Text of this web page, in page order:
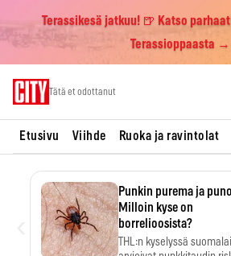
Terassikesä jatkuu! 🍺 Katso
Terassioppaasta →
Tätä et odottanut
Etusivu Viihde Ruoka ja ravintolat
Punkin purema ja
Milloin kyse on
borrelioosista?
THL:n kyselyssä